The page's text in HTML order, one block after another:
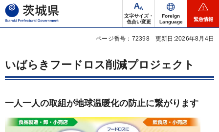
茨城県
文字サイズ・
色合い変更
Foreign
Language
緊急情報
ページ番号：72398 更新日:2026年8月4日
いばらきフードロス削減プロジェクト
一人一人の取組が地球温暖化の防止に繋がります